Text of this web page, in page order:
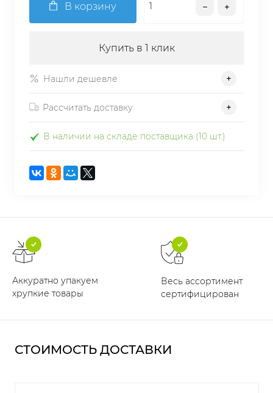
В корзину
Купить в 1 клик
Нашли дешевле
Рассчитать доставку
В наличии на складе поставщика (10 шт.)
Аккуратно упакуем
хрупкие товары
Весь ассортимент
сертифицирован
СТОИМОСТЬ ДОСТАВКИ